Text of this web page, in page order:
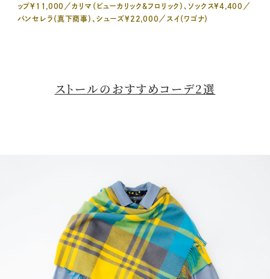
ップ¥11,000／カリマ（ビューカリック＆フロリック）、ソックス¥4,400／
パンセレラ（真下商事）、シューズ¥22,000／スイ（ワゴナ）
ストールのおすすめコーデ2選